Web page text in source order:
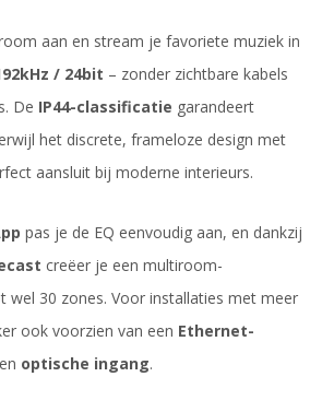
aan en stream je favoriete muziek in
/ 24bit – zonder zichtbare kabels
De IP44-classificatie garandeert
het discrete, frameloze design met
aansluit bij moderne interieurs.
pas je de EQ eenvoudig aan, en dankzij
creëer je een multiroom-
wel 30 zones. Voor installaties met meer
ook voorzien van een Ethernet-
optische ingang.